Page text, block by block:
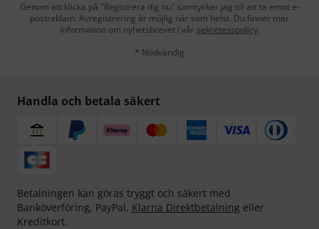
Genom att klicka på "Registrera dig nu" samtycker jag till att ta emot e-
postreklam. Avregistrering är möjlig när som helst. Du finner mer
information om nyhetsbrevet i vår sekretesspolicy.
* Nödvändig
Handla och betala säkert
Betalningen kan göras tryggt och säkert med
Banköverföring, PayPal, Klarna Direktbetalning eller
Kreditkort.